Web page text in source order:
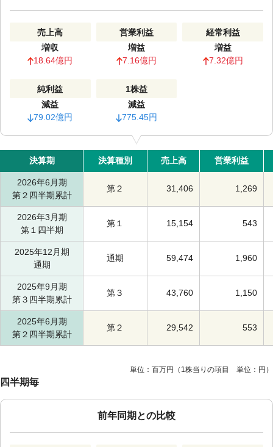
売上高
増収
18.64億円
営業利益
増益
7.16億円
経常利益
増益
7.32億円
純利益
減益
79.02億円
1株益
減益
775.45円
決算期 決算種別 売上高 営業利益
2026年6月期
第２四半期累計
第２ 31,406 1,269
2026年3月期
第１四半期
第１ 15,154 543
2025年12月期
通期
通期 59,474 1,960
2025年9月期
第３四半期累計
第３ 43,760 1,150
2025年6月期
第２四半期累計
第２ 29,542 553
単位：百万円（1株当りの項目 単位：円）
四半期毎
前年同期との比較